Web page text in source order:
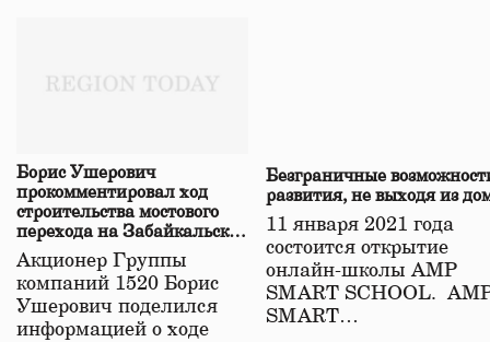
Борис Ушерович
прокомментировал ход
строительства мостового
перехода на Забайкальской
железной дороге
Акционер Группы
компаний 1520 Борис
Ушерович поделился
информацией о ходе
Безграничные
развития, не выходя из
11 января 2021 года
состоится открытие
онлайн-школы АМР
SMART SCHOOL.
SMART…